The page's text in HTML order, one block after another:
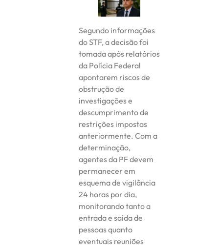
Segundo informações
do STF, a decisão foi
tomada após relatórios
da Polícia Federal
apontarem riscos de
obstrução de
investigações e
descumprimento de
restrições impostas
anteriormente. Com a
determinação,
agentes da PF devem
permanecer em
esquema de vigilância
24 horas por dia,
monitorando tanto a
entrada e saída de
pessoas quanto
eventuais reuniões